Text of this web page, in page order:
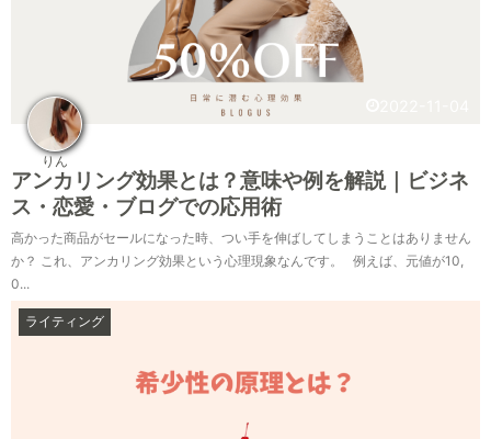
アンカリング効果とは？意味や例を解説｜ビジネ
ス・恋愛・ブログでの応用術
りん
高かった商品がセールになった時、つい手を伸ばしてしまうことはありません
か？ これ、アンカリング効果という心理現象なんです。 例えば、元値が10,
0...
ライティング